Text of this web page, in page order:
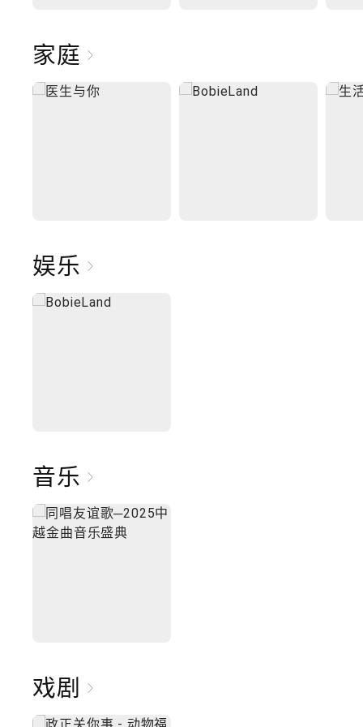
家庭
娱乐
音乐
戏剧